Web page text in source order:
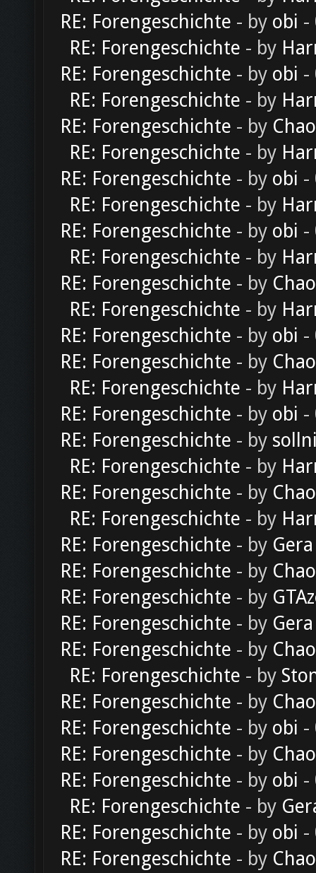
RE: Forengeschichte - by obi -
RE: Forengeschichte - by
RE: Forengeschichte - by obi -
RE: Forengeschichte - by
RE: Forengeschichte - by
RE: Forengeschichte - by
RE: Forengeschichte - by obi -
RE: Forengeschichte - by
RE: Forengeschichte - by obi -
RE: Forengeschichte - by
RE: Forengeschichte - by
RE: Forengeschichte - by
RE: Forengeschichte - by obi -
RE: Forengeschichte - by
RE: Forengeschichte - by
RE: Forengeschichte - by obi -
RE: Forengeschichte - by
RE: Forengeschichte - by
RE: Forengeschichte - by
RE: Forengeschichte - by
RE: Forengeschichte - by Gera
RE: Forengeschichte - by
RE: Forengeschichte - by
RE: Forengeschichte - by Gera
RE: Forengeschichte - by
RE: Forengeschichte - by
RE: Forengeschichte - by
RE: Forengeschichte - by obi -
RE: Forengeschichte - by
RE: Forengeschichte - by obi -
RE: Forengeschichte - by
RE: Forengeschichte - by obi -
RE: Forengeschichte - by